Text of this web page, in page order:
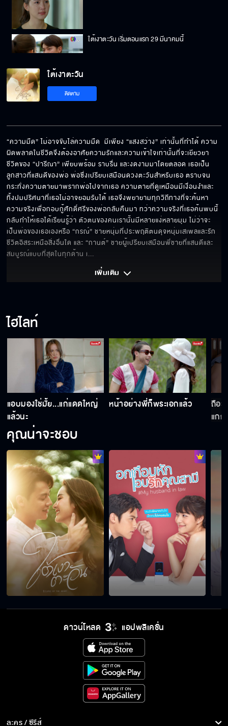
ใต้เงาตะวัน เริ่มตอนแรก 29 มีนาคมนี้
ใต้เงาตะวัน เร็วๆ นี้
ใต้เงาตะวัน
ติดตาม
“ความมืด” ไม่อาจขับไล่ความมืด  มีเพียง “แสงสว่าง” เท่านั้นที่ทำได้ ความ
ผิดพลาดในชีวิตจึงต้องอาศัยความรักและความเข้าใจเท่านั้นที่จะเยียวยา
ชีวิตของ “ปารีณา” เพียบพร้อม ราบรื่น และงดงามมาโดยตลอด เธอเป็น
ลูกสาวที่แสนดีของพ่อ พ่อซึ่งเปรียบเสมือนดวงตะวันสำหรับเธอ ตราบจน
กระทั่งความตายมาพรากพ่อไปจากเธอ ความตายที่ดูเหมือนมีเงื่อนงำและ
ทิ้งปมปริศนาที่เธอไม่อาจยอมรับได้ เธอจึงพยายามทุกวิถีทางที่จะค้นหา
ความจริงเพื่อกอบกู้ศักดิ์ศรีของพ่อกลับคืนมา ทว่าความจริงที่เธอค้นพบนี้
กลับทำให้เธอได้เรียนรู้ว่า ตัวตนของคนเรานั้นมีหลายแง่หลายมุม ไม่ว่าจะ
เป็นพ่อของเธอเองหรือ “กรณ์” ชายหนุ่มที่ประพฤติตนดุจหนุ่มเสเพลและรัก
ชีวิตอิสระเหนือสิ่งอื่นใด และ “กานต์” ชายผู้เปรียบเสมือนพี่ชายที่แสนดีและ
สมบูรณ์แบบที่สุดในทุกด้าน เ...
เพิ่มเติม
ไฮไลท์
แอบมองใช่มั้ย...แก่แดดใหญ่
แล้วนะ
หน้าอย่างพี่ก็พระเอกแล้ว
ถือว่
แกก็
คุณน่าจะชอบ
ดาวน์โหลด แอปพลิเคชั่น
ละคร / ซีรีส์